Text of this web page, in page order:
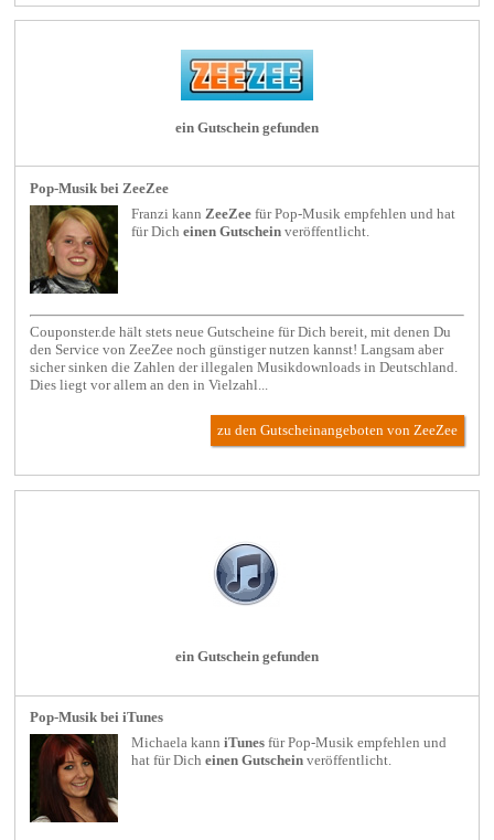
ein Gutschein gefunden
Pop-Musik bei ZeeZee
Franzi kann ZeeZee fürPop-Musik empfehlen und hat
für Dicheinen Gutschein veröffentlicht.
Couponster.de hält stets neue Gutscheine für Dich bereit, mit denen Du
den Service von ZeeZee noch günstiger nutzen kannst! Langsam aber
sicher sinken die Zahlen der illegalen Musikdownloads in Deutschland.
Dies liegt vor allem an den in Vielzahl...
zu den Gutscheinangeboten von ZeeZee
ein Gutschein gefunden
Pop-Musik bei iTunes
Michaela kanniTunes fürPop-Musik empfehlen und
hat für Dicheinen Gutschein veröffentlicht.